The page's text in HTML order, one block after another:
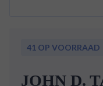
41 OP VOORRAAD
JOHN D.